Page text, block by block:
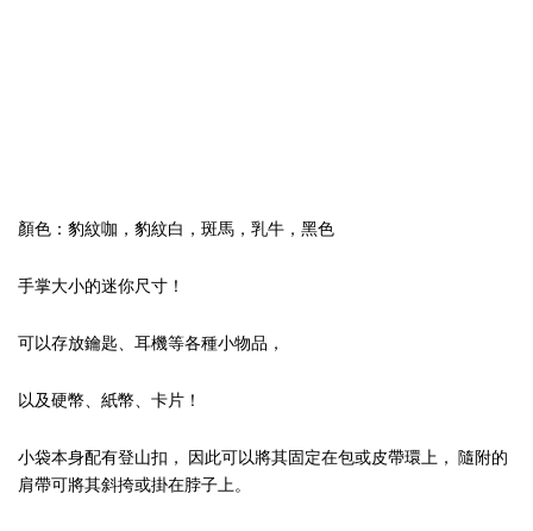
顏色：豹紋咖，豹紋白，斑馬，乳牛，黑色
手掌大小的迷你尺寸！
可以存放鑰匙、耳機等各種小物品，
以及硬幣、紙幣、卡片！
小袋本身配有登山扣， 因此可以將其固定在包或皮帶環上， 隨附的
肩帶可將其斜挎或掛在脖子上。